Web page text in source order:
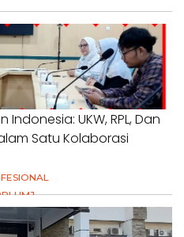
UKW, RPL, Dan
Satu Kolaborasi
#SWIJABAR